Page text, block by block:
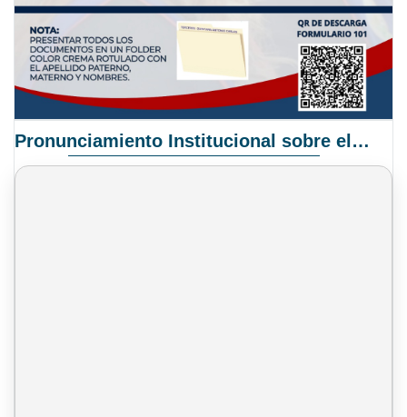
Pronunciamiento Institucional sobre el Proyecto de Ley N° 068/2025-2026 C.S.